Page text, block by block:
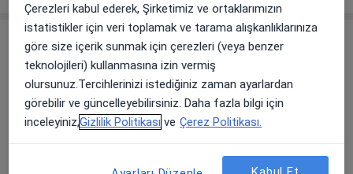
Görüşler
Görüş ekle
Çerezleri kabul ederek, Şirketimiz ve ortaklarımızın
istatistikler için veri toplamak ve tarama alışkanlıklarınıza
göre size içerik sunmak için çerezleri (veya benzer
teknolojileri) kullanmasına izin vermiş
olursunuz.Tercihlerinizi istediğiniz zaman ayarlardan
görebilir ve güncelleyebilirsiniz. Daha fazla bilgi için
inceleyiniz,Gizlilik Politikası ve Çerez Politikası.